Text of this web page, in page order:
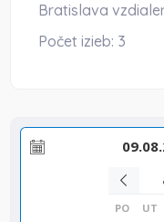
Bratislava
Počet izieb: 3